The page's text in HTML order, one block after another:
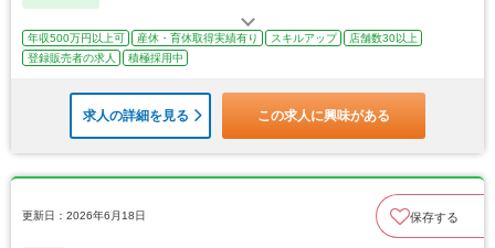
年収500万円以上可 産休・育休取得実績有り スキルアップ
店舗数30以上
登録販売者の求人
積極採用中
求人の詳細を見る この求人に興味がある
更新日：2026年6月18日 保存する